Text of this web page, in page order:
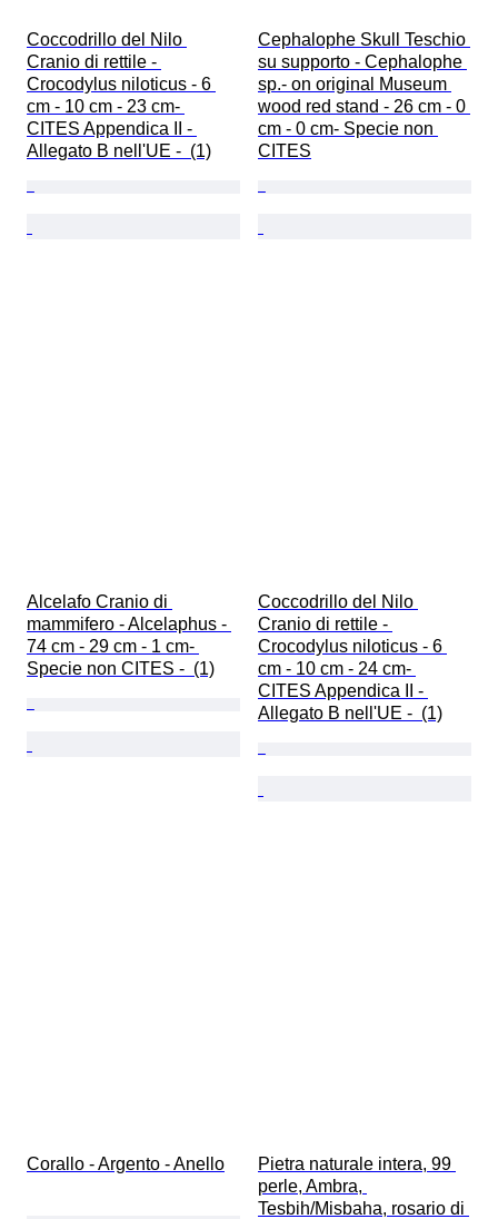
Coccodrillo del Nilo
Cranio di rettile -
Crocodylus niloticus - 6
cm - 10 cm - 23 cm-
CITES Appendica II -
Allegato B nell'UE -  (1)
Cephalophe Skull Teschio
su supporto - Cephalophe
sp.- on original Museum
wood red stand - 26 cm - 0
cm - 0 cm- Specie non
CITES
Alcelafo Cranio di
mammifero - Alcelaphus -
74 cm - 29 cm - 1 cm-
Specie non CITES -  (1)
Coccodrillo del Nilo
Cranio di rettile -
Crocodylus niloticus - 6
cm - 10 cm - 24 cm-
CITES Appendica II -
Allegato B nell'UE -  (1)
Corallo - Argento - Anello
Pietra naturale intera, 99
perle, Ambra,
Tesbih/Misbaha, rosario di